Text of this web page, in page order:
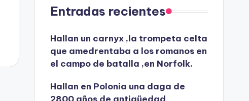
Entradas recientes
Hallan un carnyx ,la trompeta celta
que amedrentaba a los romanos en
el campo de batalla ,en Norfolk.
Hallan en Polonia una daga de